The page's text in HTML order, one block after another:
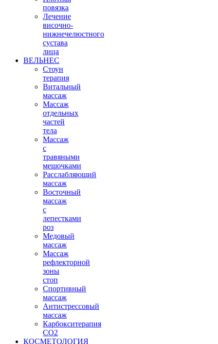
повязка
Лечение
височно-
нижнечелюстного
сустава
лица
ВЕЛЬНЕС
Стоун
терапия
Витальный
массаж
Массаж
отдельных
частей
тела
Массаж
с
травяными
мешочками
Расслабляющий
массаж
Восточный
массаж
с
лепестками
роз
Медовый
массаж
Массаж
рефлекторной
зоны
стоп
Спортивный
массаж
Антистрессовый
массаж
Карбокситерапия
СО2
КОСМЕТОЛОГИЯ